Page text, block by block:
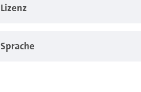
Lizenz
Sprache